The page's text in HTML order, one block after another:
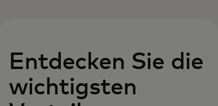
Entdecken Sie die
wichtigsten